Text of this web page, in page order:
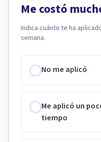
Me costó
Indica cuánto te ha
semana.
No me aplicó
Me aplicó un
tiempo